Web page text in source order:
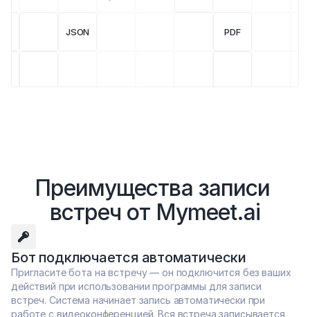
Преимущества записи
встреч от Mymeet.ai
Бот подключается автоматически
Пригласите бота на встречу — он подключится без ваших
действий при использовании программы для записи
встреч. Система начинает запись автоматически при
работе с видеоконференцией. Вся встреча записывается
JSON PDF